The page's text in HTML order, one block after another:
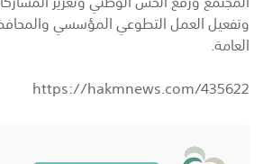
وتفعيل العمل التطوعي المؤسسي
العامة.
https://hakmnews.com/435622